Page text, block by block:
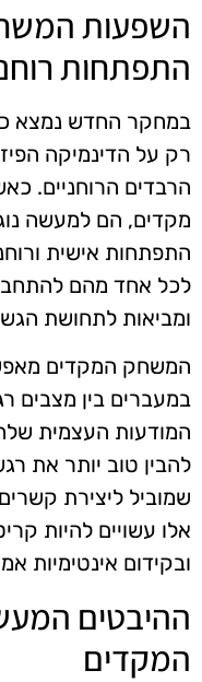
השפעות
התפתחות
במחקר החדש נמצא
רק על הדינמיקה
הרבדים הרוחניים.
מקדים, הם למעשה
התפתחות אישית
לכל אחד מהם
ומביאות לתחושת
המשחק המקדים
במעברים בין מצבים
המודעות העצמית
להבין טוב יותר את
שמוביל ליצירת
אלו עשויים להיות
ובקידום אינטימיות
ההיבטים
המקדים